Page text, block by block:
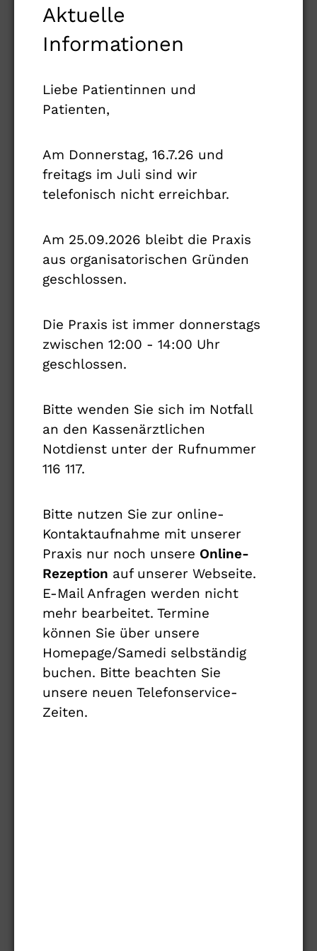
Aktuelle
Informationen
Liebe Patientinnen und
Patienten,
Am Donnerstag, 16.7.26 und
freitags im Juli sind wir
telefonisch nicht erreichbar.
Am 25.09.2026 bleibt die Praxis
aus organisatorischen Gründen
geschlossen.
Die Praxis ist immer donnerstags
zwischen 12:00 - 14:00 Uhr
geschlossen.
Bitte wenden Sie sich im Notfall
an den Kassenärztlichen
Notdienst unter der Rufnummer
116 117.
Bitte nutzen Sie zur online-
Kontaktaufnahme mit unserer
Praxis nur noch unsere Online-
Rezeption auf unserer Webseite.
E-Mail Anfragen werden nicht
mehr bearbeitet. Termine
können Sie über unsere
Homepage/Samedi selbständig
buchen. Bitte beachten Sie
unsere neuen Telefonservice-
Zeiten.
engen Kooperation und Netzwerkstruktur
zwischen dem Universitätsklinikum
und Harburg, dem Bethesda Krankenhaus
Bergedorf, dem Altonaer
Kinderkrankenhaus Wilhelmstift, der Schön
Klinik Eilbek, der LungenClinic
Großhansdorf sowie Praxen für Neurologie,
und demDGM Landesverband Hamburg
Da zahlreiche Patient:innen auch aus dem
Hamburger Umland kommen, besteht eine
Kooperation mit der neurologischen Klinik
im Klinikum Itzehoe, dem UKSH sowie mit
Holstein. Neben der Neurologie,
Neuropädiatrie, Kinderheilkunde,
Orthopädie, Rheumatologie, Humangenetik
und Beatmungsmedizin sind alle
eine kompetente und interdisziplinäre
Versorgung von Kindern, Jugendlichen und
Erwachsenen mit Muskel- und
Motoneuronerkrankungen, Myasthenien
und Polyneuropathien zu gewährleisten.
Hierfür wurden gemeinsame Diagnostik-
und Behandlungspfade entwickelt.
Koordinierende und integrative Funktionen
auch innerhalb des Muskelzentrums
übernehmen Sprecher:in und stellv.
Sprecher:in des Muskelzentrums. Sprecher